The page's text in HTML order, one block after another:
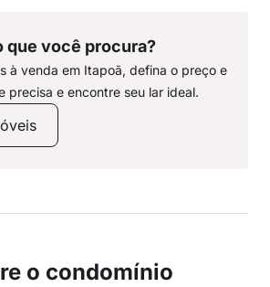
que você procura?
à venda em Itapoã, defina o preço e
precisa e encontre seu lar ideal.
o condomínio